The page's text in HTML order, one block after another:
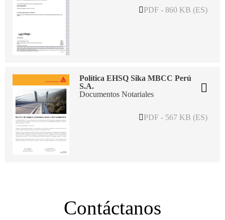
PDF - 860 KB (ES)
Política EHSQ Sika MBCC Perú
S.A.
Documentos Notariales
PDF - 567 KB (ES)
Contáctanos